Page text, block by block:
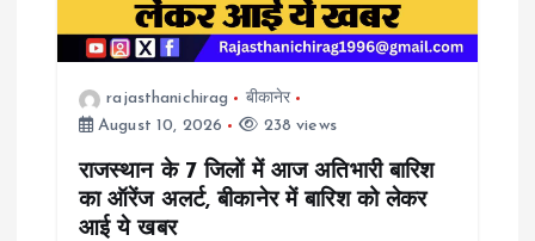
a
rajasthanichirag
बीकानेर
August 10, 2026
238 views
राजस्थान के 7 जिलों में आज अतिभारी बारिश
का ऑरेंज अलर्ट, बीकानेर में बारिश को लेकर
आई ये खबर